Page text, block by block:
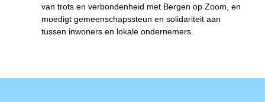
van trots en verbondenheid met Bergen op Zoom, en
moedigt gemeenschapssteun en solidariteit aan
tussen inwoners en lokale ondernemers.